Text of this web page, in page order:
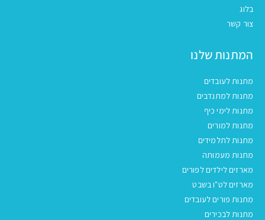
בלוג
צור קשר
המתנות שלנו
מתנות לעובדים
מתנות למתנדבים
מתנות לימי כיף
מתנות למורים
מתנות לתלמידים
מתנות מעמותה
מארזים לילדים לפורים
מארזים לט"ו בשבט
מתנות פורים לעובדים
מתנות לבכירים